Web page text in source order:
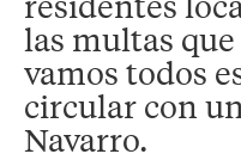
las multas
vamos todos
circular con
Navarro.